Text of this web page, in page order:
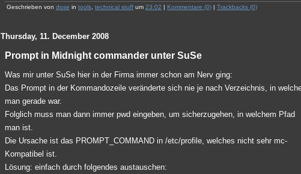
Geschrieben von dose in tools technical stuff um 23:02 | Kommentare (0) | Trackbacks (0)
Thursday, 11. December 2008
Prompt in Midnight commander unter SuSe
Was mir unter SuSe hier in der Firma immer schon am Nerv ging:
Das Prompt in der Kommandozeile veränderte sich nie je nach Verzeichnis, in
man gerade war.
Folglich muss man dann immer pwd eingeben, um sicherzugehen, in welchem Pfad
man ist.
Die Ursache ist das PROMPT_COMMAND in /etc/profile, welches nicht sehr mc-
Kompatibel ist.
Lösung: einfach durch folgendes austauschen: